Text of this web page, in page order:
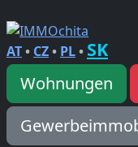
AT• CZ• PL• SK
Wohnungen